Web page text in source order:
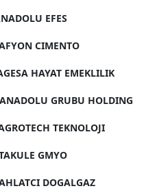
EFES
CIMENTO
HAYAT EMEKLILIK
GRUBU HOLDING
TEKNOLOJI
GMYO
DOGALGAZ